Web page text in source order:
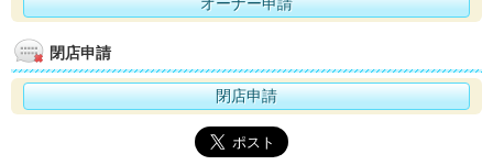
閉店申請
閉店申請